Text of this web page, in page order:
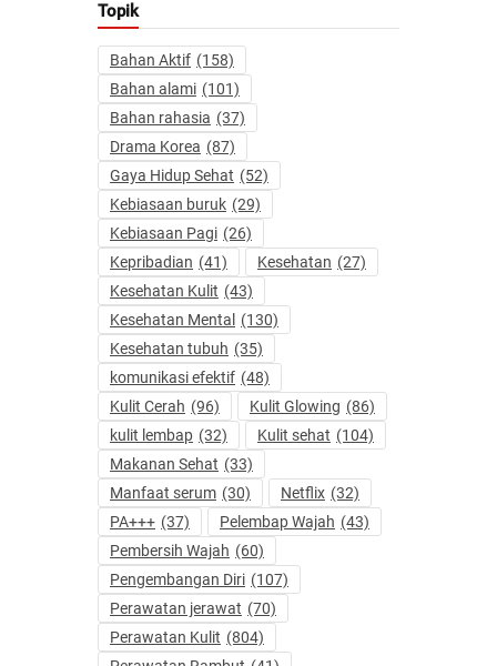
Topik
Bahan Aktif (158)
Bahan alami (101)
Bahan rahasia (37)
Drama Korea (87)
Gaya Hidup Sehat (52)
Kebiasaan buruk (29)
Kebiasaan Pagi (26)
Kepribadian (41) Kesehatan (27)
Kesehatan Kulit (43)
Kesehatan Mental (130)
Kesehatan tubuh (35)
komunikasi efektif (48)
Kulit Cerah (96) Kulit Glowing (86)
kulit lembap (32) Kulit sehat (104)
Makanan Sehat (33)
Manfaat serum (30) Netflix (32)
PA+++ (37) Pelembap Wajah (43)
Pembersih Wajah (60)
Pengembangan Diri (107)
Perawatan jerawat (70)
Perawatan Kulit (804)